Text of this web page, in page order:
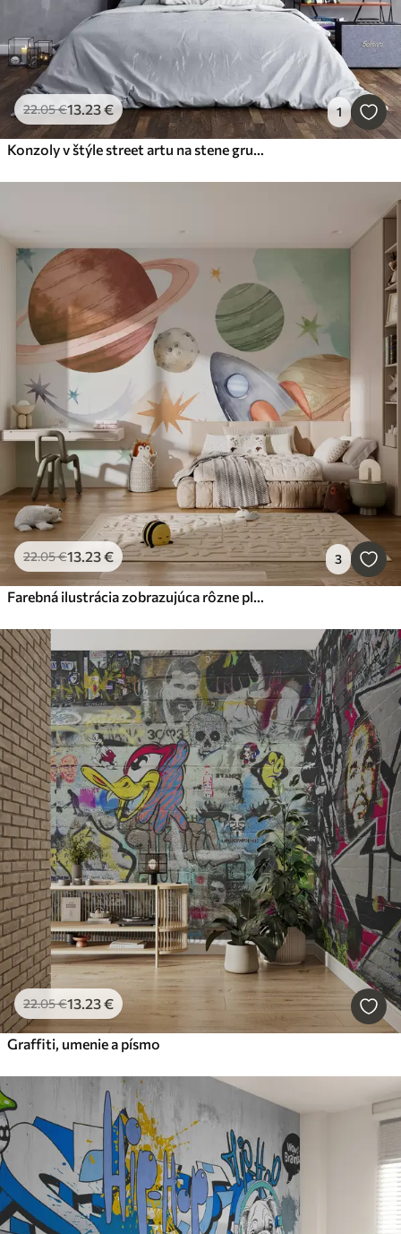
22.05€13.23€ 1
Konzoly v štýle street artu na stene grunge
22.05€13.23€ 3
Farebná ilustrácia zobrazujúca rôzne planéty a vesmírny akvarel
22.05€13.23€
Graffiti, umenie a písmo